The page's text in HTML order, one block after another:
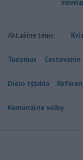
Aktuálne témy:
Turizmus Cestovanie
Dielo týždňa
Komunálne voľby